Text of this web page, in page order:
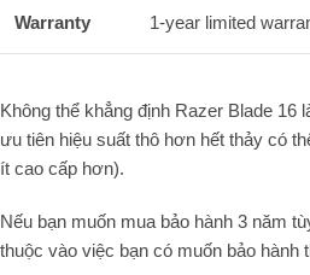
Warranty 1-year limited
Không thể khẳng định Razer Blade
ưu tiên hiệu suất thô hơn hết thảy có
ít cao cấp hơn).
Nếu bạn muốn mua bảo hành 3 năm
thuộc vào việc bạn có muốn bảo hành